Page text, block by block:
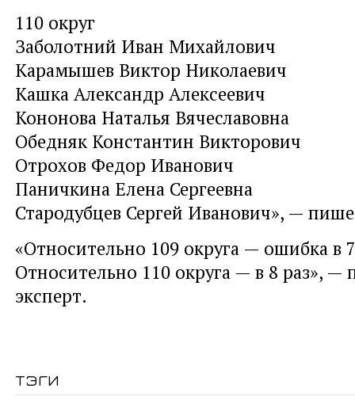
110 округ
Заболотний Иван Михайлович
Карамышев Виктор Николаевич
Кашка Александр Алексеевич
Кононова Наталья Вячеславовна
Обедняк Константин Викторович
Отрохов Федор Иванович
Паничкина Елена Сергеевна
Стародубцев Сергей Иванович», —
«Относительно 109 округа — ошибка в
Относительно 110 округа — в 8 раз»,
эксперт.
тэги